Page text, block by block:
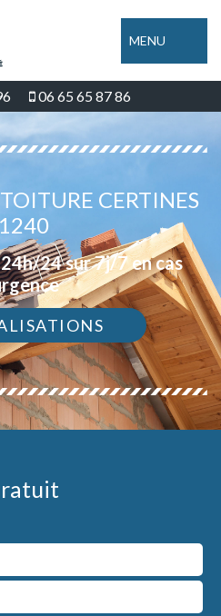
MENU
06 65 65 87 86
CERTINES
24 sur 7j/7 en cas